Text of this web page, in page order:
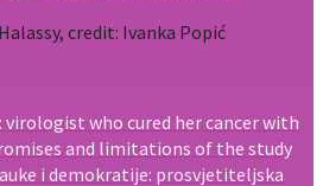
credit: Ivanka Popić
virologist who cured her cancer with
and limitations of the study
i demokratije: prosvjetiteljska